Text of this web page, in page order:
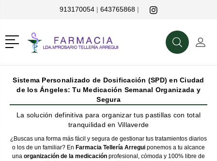
913170054 | 643765868 |
Menú
BuscarMi
Sistema Personalizado de Dosificación (SPD) en Ciudad
de los Ángeles: Tu Medicación Semanal Organizada y
Segura
La solución definitiva para organizar tus pastillas con total
tranquilidad en Villaverde
¿Buscas una forma más fácil y segura de gestionar tus tratamientos diarios
o los de un familiar? En Farmacia Tellería Arregui ponemos a tu alcance
una organización de la medicación profesional, cómoda y 100% libre de